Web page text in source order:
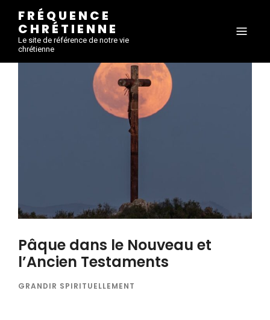
FRÉQUENCE
CHRÉTIENNE
Le site de référence de notre vie
chrétienne
Pâque dans le Nouveau et
l’Ancien Testaments
GRANDIR SPIRITUELLEMENT